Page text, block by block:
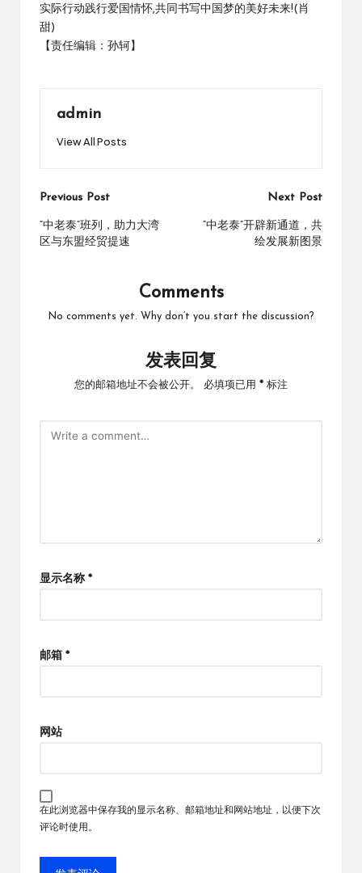
实际行动践行爱国情怀,共同书写中国梦的美好未来!(肖
甜)
【责任编辑：孙轲】
admin
View All Posts
Post
navigation
Previous Post
“中老泰”班列，助力大湾
区与东盟经贸提速
Next Post
“中老泰”开辟新通道，共
绘发展新图景
Comments
No comments yet. Why don’t you start the discussion?
发表回复
您的邮箱地址不会被公开。 必填项已用 * 标注
显示名称 *
邮箱 *
网站
在此浏览器中保存我的显示名称、邮箱地址和网站地址，以便下次
评论时使用。